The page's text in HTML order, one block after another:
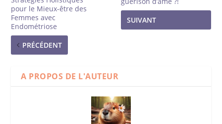
pour le Mieux-être des
Femmes avec
Endométriose
PRÉCÉDENT
SUIVANT
A PROPOS DE L'AUTEUR